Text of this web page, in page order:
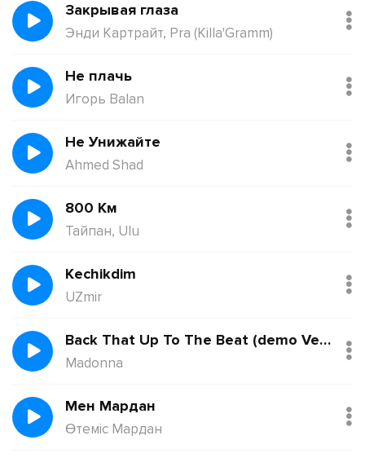
Закрывая глаза
Энди Картрайт, Pra (Killa'Gramm)
Не плачь
Игорь Balan
Не Унижайте
Ahmed Shad
800 Км
Тайпан, Ulu
Kechikdim
UZmir
Back That Up To The Beat (demo Version)
Madonna
Мен Мардан
Өтеміс Мардан